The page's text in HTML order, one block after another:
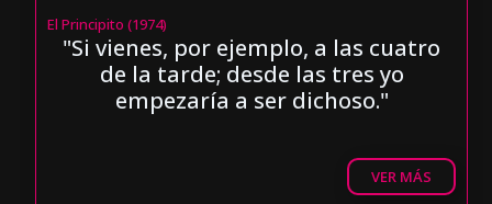
El Principito (1974)
"Si vienes, por ejemplo, a las cuatro
de la tarde; desde las tres yo
empezaría a ser dichoso."
VER MÁS